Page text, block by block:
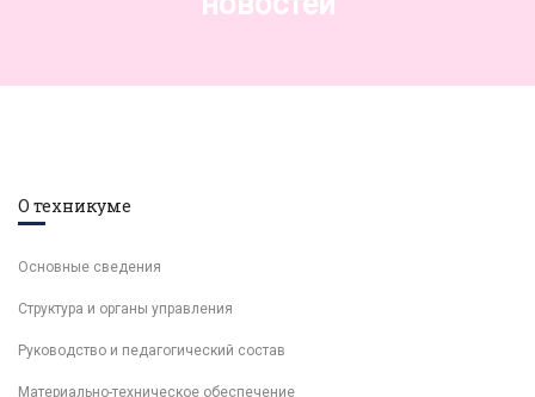
О техникуме
Основные сведения
Структура и органы управления
Руководство и педагогический состав
Материально-техническое обеспечение